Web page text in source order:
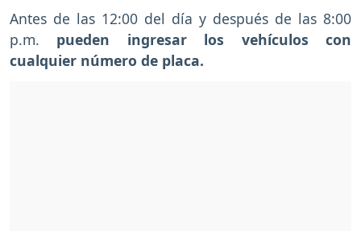
Antes de las 12:00 del día y después de las 8:00
p.m. pueden ingresar los vehículos con
cualquier número de placa.